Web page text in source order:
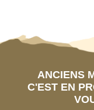
ANCIENS
C'EST EN